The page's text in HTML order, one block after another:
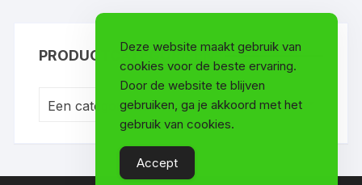
PRODUCTCATEGORIEËN
Een categorie selecteren
Deze website maakt gebruik van
cookies voor de beste ervaring.
Door de website te blijven
gebruiken, ga je akkoord met het
gebruik van cookies.
Accept